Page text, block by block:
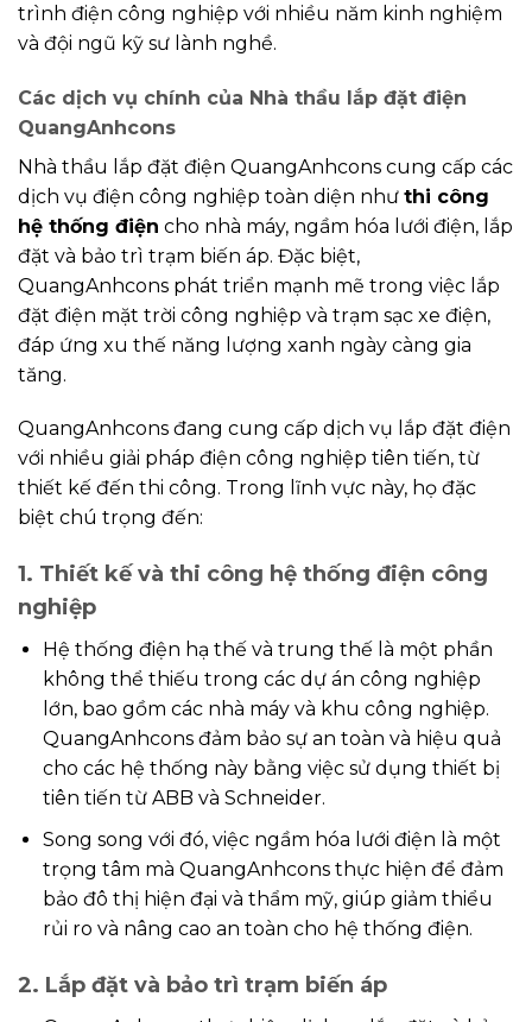
trình điện công nghiệp với nhiều năm kinh nghiệm
và đội ngũ kỹ sư lành nghề.
Các dịch vụ chính của Nhà thầu lắp đặt điện
QuangAnhcons
Nhà thầu lắp đặt điện QuangAnhcons cung cấp các
dịch vụ điện công nghiệp toàn diện như thi công
hệ thống điện cho nhà máy, ngầm hóa lưới điện, lắp
đặt và bảo trì trạm biến áp. Đặc biệt,
QuangAnhcons phát triển mạnh mẽ trong việc lắp
đặt điện mặt trời công nghiệp và trạm sạc xe điện,
đáp ứng xu thế năng lượng xanh ngày càng gia
tăng.
QuangAnhcons đang cung cấp dịch vụ lắp đặt điện
với nhiều giải pháp điện công nghiệp tiên tiến, từ
thiết kế đến thi công. Trong lĩnh vực này, họ đặc
biệt chú trọng đến:
1. Thiết kế và thi công hệ thống điện công
nghiệp
Hệ thống điện hạ thế và trung thế là một phần
không thể thiếu trong các dự án công nghiệp
lớn, bao gồm các nhà máy và khu công nghiệp.
QuangAnhcons đảm bảo sự an toàn và hiệu quả
cho các hệ thống này bằng việc sử dụng thiết bị
tiên tiến từ ABB và Schneider.
Song song với đó, việc ngầm hóa lưới điện là một
trọng tâm mà QuangAnhcons thực hiện để đảm
bảo đô thị hiện đại và thẩm mỹ, giúp giảm thiểu
rủi ro và nâng cao an toàn cho hệ thống điện.
2. Lắp đặt và bảo trì trạm biến áp